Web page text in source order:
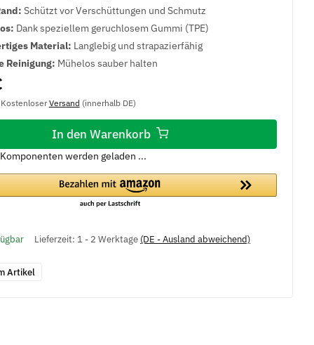
Schützt vor Verschüttungen und Schmutz
Dank speziellem geruchlosem Gummi (TPE)
Material: Langlebig und strapazierfähig
Reinigung: Mühelos sauber halten
KostenloserVersand (innerhalb DE)
In den Warenkorb
Komponenten werden geladen ...
Lieferzeit: 1 - 2 Werktage (DE - Ausland abweichend)
Artikel